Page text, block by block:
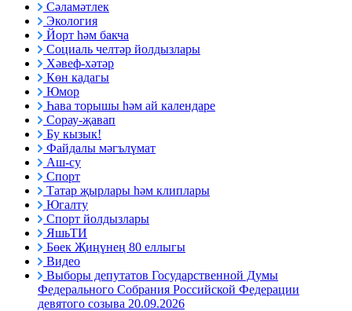
Сәламәтлек
Экология
Йорт һәм бакча
Социаль челтәр йолдызлары
Хәвеф-хәтәр
Көн кадагы
Юмор
Һава торышы һәм ай календаре
Сорау-җавап
Бу кызык!
Файдалы мәгълүмат
Аш-су
Спорт
Татар җырлары һәм клиплары
Югалту
Спорт йолдызлары
ЯшьТИ
Бөек Җиңүнең 80 еллыгы
Видео
Выборы депутатов Государственной Думы
Федерального Собрания Российской Федерации
девятого созыва 20.09.2026